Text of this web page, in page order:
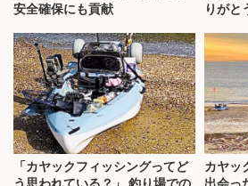
安全確保にも貢献
りがと
「カヤックフィッシングってど
う思われている？」 釣り場での
カヤッ
出会っ